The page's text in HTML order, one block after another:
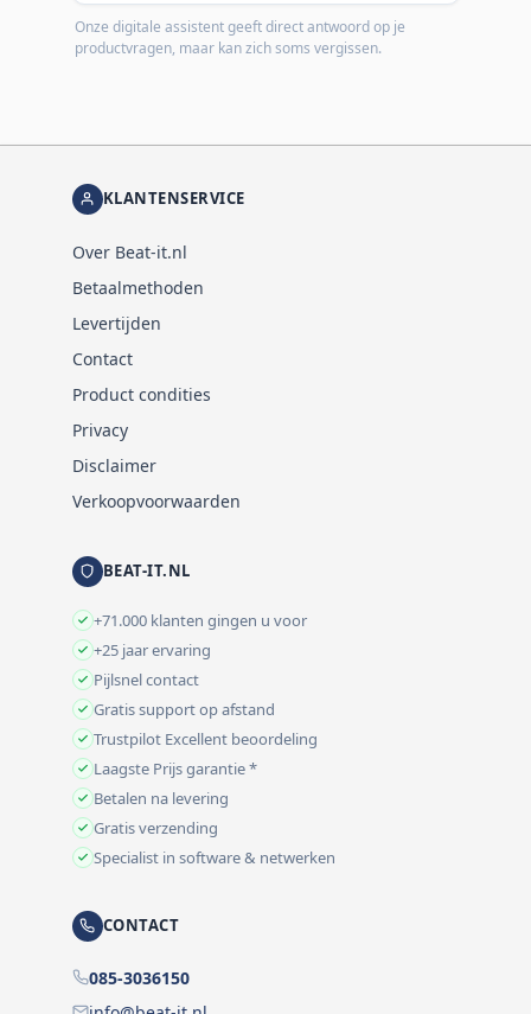
Onze digitale assistent geeft direct antwoord op je
productvragen, maar kan zich soms vergissen.
KLANTENSERVICE
Over Beat-it.nl
Betaalmethoden
Levertijden
Contact
Product condities
Privacy
Disclaimer
Verkoopvoorwaarden
BEAT-IT.NL
+71.000 klanten gingen u voor
+25 jaar ervaring
Pijlsnel contact
Gratis support op afstand
Trustpilot Excellent beoordeling
Laagste Prijs garantie *
Betalen na levering
Gratis verzending
Specialist in software & netwerken
CONTACT
085-3036150